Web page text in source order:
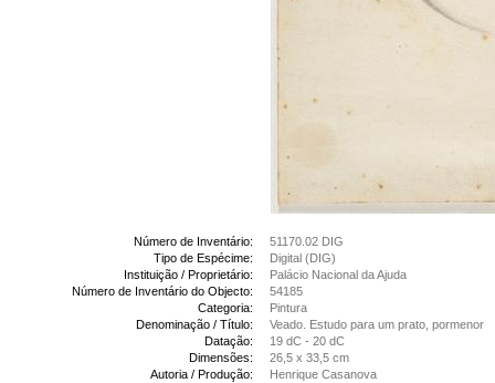
Número de Inventário:
51170.02 DIG
Tipo de Espécime:
Digital (DIG)
Instituição / Proprietário:
Palácio Nacional da Ajuda
Número de Inventário do Objecto:
54185
Categoria:
Pintura
Denominação / Título:
Veado. Estudo para um prato, pormenor
Datação:
19 dC - 20 dC
Dimensões:
26,5 x 33,5 cm
Autoria / Produção:
Henrique Casanova